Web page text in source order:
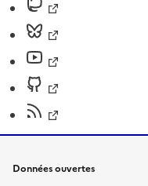
Données ouvertes